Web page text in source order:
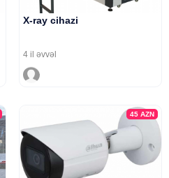
X-ray cihazi
4 il əvvəl
45 AZN